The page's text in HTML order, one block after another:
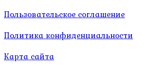
Пользовательское соглашение
Политика конфиденциальности
Карта сайта